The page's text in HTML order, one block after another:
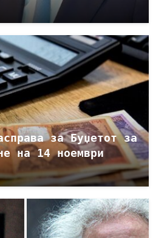
за Буџетот за
на 14 ноември